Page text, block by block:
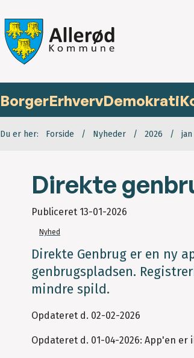
BorgerErhvervDemokrati
Du er her: Forside Nyheder 2026 jan
Direkte
Publiceret 13-01-2026
Nyhed
Direkte Genbrug er en ny
genbrugspladsen.
mindre spild.
Opdateret d. 02-02-2026
Opdateret d. 01-04-2026: App'en